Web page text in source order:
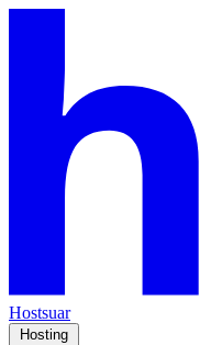
Hostsuar
Hosting